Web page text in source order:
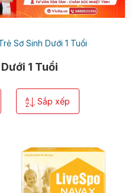
Sơ Sinh Dưới 1 Tuổi
1 Tuổi
Sắp xếp